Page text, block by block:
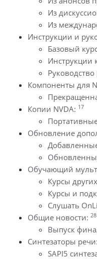
Из
Из
Инструкции и
Базовый
Инструкции
Компоненты для
Копии NVDA: 17
Обновление
Обучающий
Курсы
Курсы и
Слушать
Общие новости:
Выпуск
Синтезаторы речи:
SAPI5